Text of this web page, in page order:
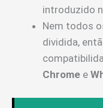
introduzido
Nem todos
dividida,
Chrome e